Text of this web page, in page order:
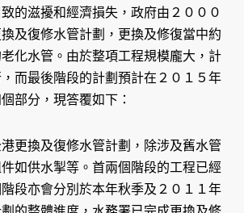
的滋擾和經濟損失，政府由２０００
及復修水管計劃，更換及修復當中約
化水管。由於整項工程規模龐大，計
而最後階段的計劃預計在２０１５年
部分，現答覆如下：
更換及復修水管計劃，除涉及舊水管
如供水掣等。首兩個階段的工程已經
段亦會分別於本年秋季及２０１１年